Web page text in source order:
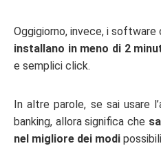
Oggigiorno, invece, i
installano in meno di 2
e semplici click.
In altre parole, se sai usare
banking, allora significa che
nel migliore dei modi